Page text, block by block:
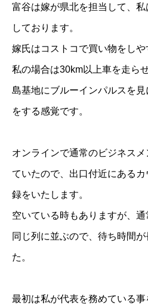
富谷は嫁が県北を担当して、
しております。
嫁氏はコストコで買い物をしや
私の場合は30km以上車を走ら
島基地にブルーインパルスを
をする感覚です。
オンラインで通常のビジネス
ていたので、出口付近にある
録をいたします。
空いている時もありますが、
同じ列に並ぶので、待ち時間
た。
最初は私が代表を務めている